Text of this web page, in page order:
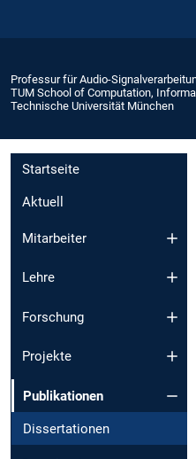
Professur für Audio-
TUM School of Computation,
Technische Universität München
Startseite
Aktuell
Mitarbeiter
Lehre
Forschung
Projekte
Publikationen
Dissertationen